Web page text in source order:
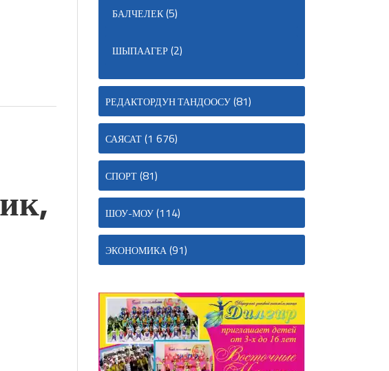
БАЛЧЕЛЕК(5)
ШЫПААГЕР(2)
РЕДАКТОРДУН ТАНДООСУ(81)
САЯСАТ(1 676)
СПОРТ(81)
ШОУ-МОУ(114)
ЭКОНОМИКА(91)